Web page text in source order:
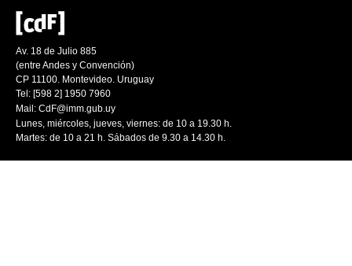
Av. 18 de Julio 885
(entre Andes y Convención)
CP 11100. Montevideo. Uruguay
Tel: [598 2] 1950 7960
Mail: CdF@imm.gub.uy
Lunes, miércoles, jueves, viernes: de 10 a 19.30 h.
Martes: de 10 a 21 h. Sábados de 9.30 a 14.30 h.